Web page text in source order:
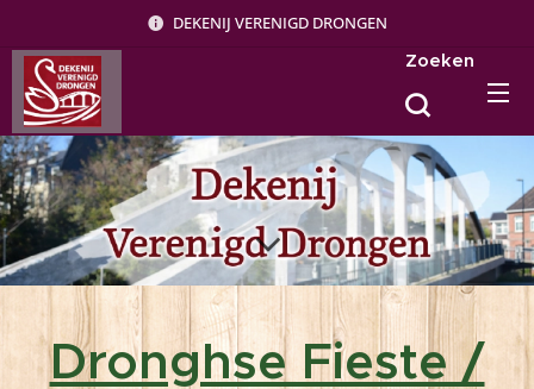
DEKENIJ VERENIGD DRONGEN
Zoeken
Dronghse Fieste /